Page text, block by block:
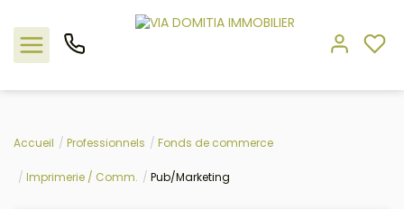
Nos offres
L'agence
Accueil Professionnels Fonds de commerce
Imprimerie / Comm. Pub/Marketing